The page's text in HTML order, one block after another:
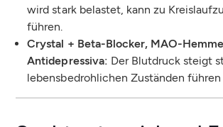
wird stark belastet, kann zu
führen.
Crystal + Beta-Blocker, MAO-
Antidepressiva: Der Blutdruck steigt
lebensbedrohlichen Zuständen führen